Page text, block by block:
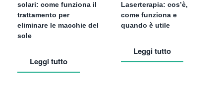
solari: come funziona il
trattamento per
eliminare le macchie del
sole
Leggi tutto
Laserterapia: cos’è,
come funziona e
quando è utile
Leggi tutto